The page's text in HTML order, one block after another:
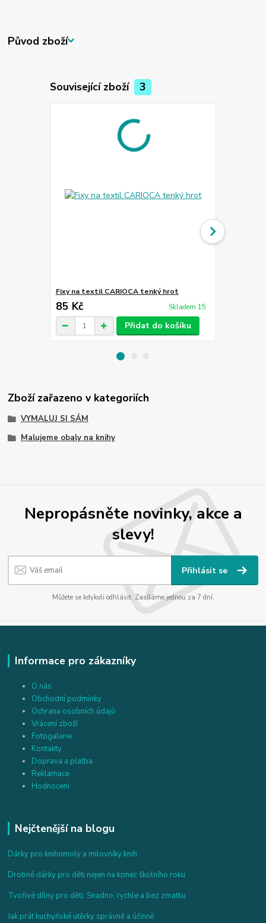
Původ zboží
Související zboží 3
Fixy na textil CARIOCA tenký hrot
85 Kč Skladem 15
Přidat do košíku
Zboží zařazeno v kategoriích
VYMALUJ SI SÁM
Malujeme obaly na knihy
Nepropásněte novinky, akce a
slevy!
Přihlásit se
Můžete se kdykoli odhlásit. Zasíláme jednou za 7 dní.
Informace pro zákazníky
O nás
Obchodní podmínky
Ochrana osobních údajů
Vrácení zboží
Fotogalerie
Kontakty
Doprava a platba
Reklamace
Hodnoceni
Nejčtenější na blogu
Dárky pro knihomoly a milovníky knih
Drobné dárky pro děti nejen na konec školního roku
Tvořivé dílny pro děti: Snadno, rychle a bez zmatku
Jak prát kuchyňské utěrky správně a účinně